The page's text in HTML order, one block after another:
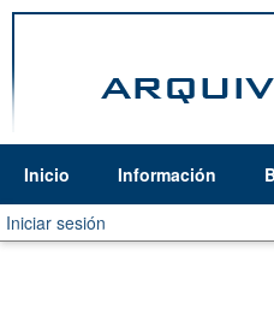
Inicio Información
Iniciar sesión